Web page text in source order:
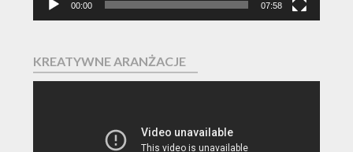
00:00 07:58
KREATYWNE ARANŻACJE